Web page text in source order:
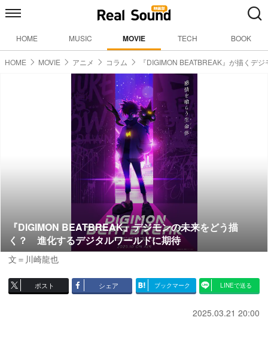
HOME MUSIC MOVIE TECH BOOK
HOME MOVIE アニメ コラム 『DIGIMON BEATBREAK』が描くデ
『DIGIMON BEATBREAK』デジモンの未来をどう描
く？ 進化するデジタルワールドに期待
文＝川崎龍也
ポスト シェア ブックマーク LINEで送る
2025.03.21 20:00